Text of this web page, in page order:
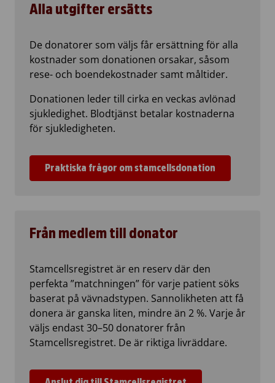
Alla utgifter ersätts
De donatorer som väljs får ersättning för alla
kostnader som donationen orsakar, såsom
rese- och boendekostnader samt måltider.
Donationen leder till cirka en veckas avlönad
sjukledighet. Blodtjänst betalar kostnaderna
för sjukledigheten.
Praktiska frågor om stamcellsdonation
Från medlem till donator
Stamcellsregistret är en reserv där den
perfekta ”matchningen” för varje patient söks
baserat på vävnadstypen. Sannolikheten att få
donera är ganska liten, mindre än 2 %. Varje år
väljs endast 30–50 donatorer från
Stamcellsregistret. De är riktiga livräddare.